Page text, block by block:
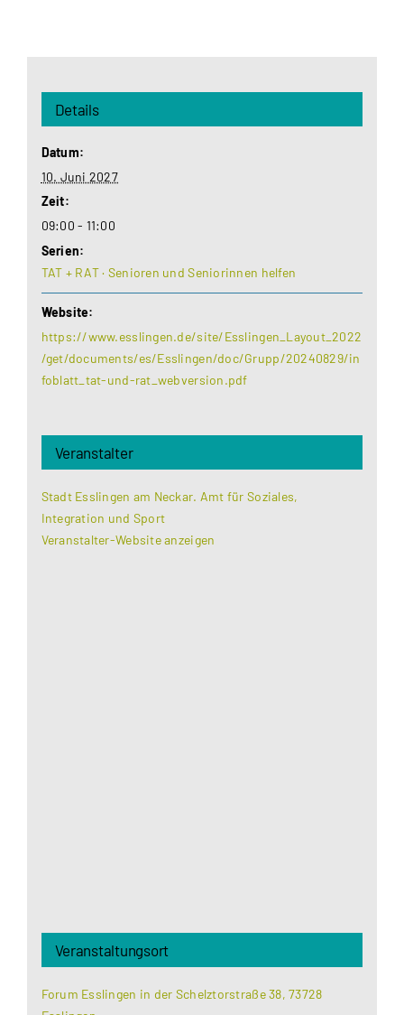
Details
Datum:
10. Juni 2027
Zeit:
09:00 - 11:00
Serien:
TAT + RAT · Senioren und Seniorinnen helfen
Website:
https://www.esslingen.de/site/Esslingen_Layout_2022
/get/documents/es/Esslingen/doc/Grupp/20240829/in
foblatt_tat-und-rat_webversion.pdf
Veranstalter
Stadt Esslingen am Neckar. Amt für Soziales,
Integration und Sport
Veranstalter-Website anzeigen
Veranstaltungsort
Forum Esslingen in der Schelztorstraße 38, 73728